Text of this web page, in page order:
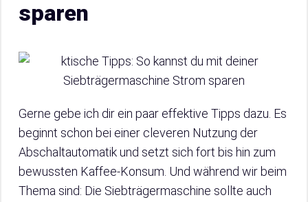
sparen
Gerne gebe ich dir ein paar effektive Tipps dazu. Es
beginnt schon bei einer cleveren Nutzung der
Abschaltautomatik und setzt sich fort bis hin zum
bewussten Kaffee-Konsum. Und während wir beim
Thema sind: Die Siebträgermaschine sollte auch